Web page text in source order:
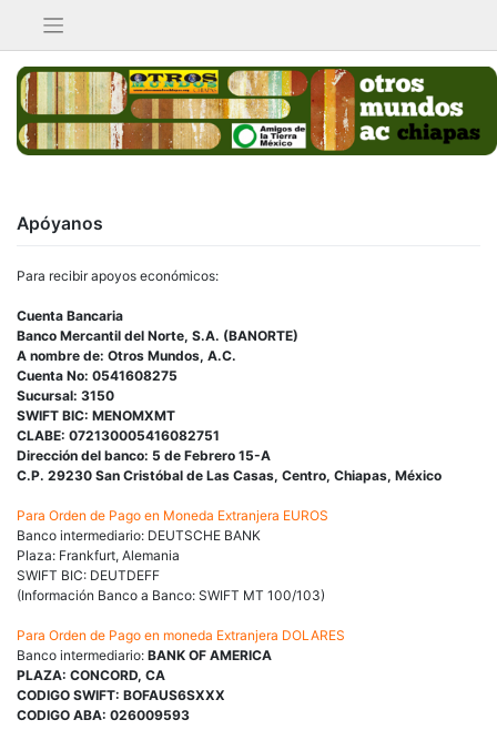
contenido
Apóyanos
Para recibir apoyos económicos:
Cuenta Bancaria
Banco Mercantil del Norte, S.A. (BANORTE)
A nombre de: Otros Mundos, A.C.
Cuenta No: 0541608275
Sucursal: 3150
SWIFT BIC: MENOMXMT
CLABE: 072130005416082751
Dirección del banco: 5 de Febrero 15-A
C.P. 29230 San Cristóbal de Las Casas, Centro, Chiapas, México
Para Orden de Pago en Moneda Extranjera EUROS
Banco intermediario: DEUTSCHE BANK
Plaza: Frankfurt, Alemania
SWIFT BIC: DEUTDEFF
(Información Banco a Banco: SWIFT MT 100/103)
Para Orden de Pago en moneda Extranjera DOLARES
Banco intermediario: BANK OF AMERICA
PLAZA: CONCORD, CA
CODIGO SWIFT: BOFAUS6SXXX
CODIGO ABA: 026009593